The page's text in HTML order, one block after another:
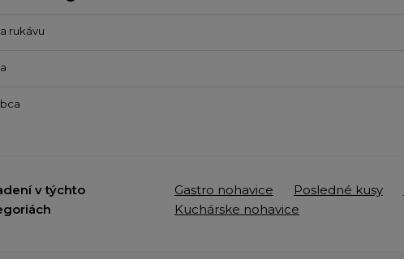
rukávu
v týchto
Gastro nohavice Posledné kusy
Kuchárske nohavice